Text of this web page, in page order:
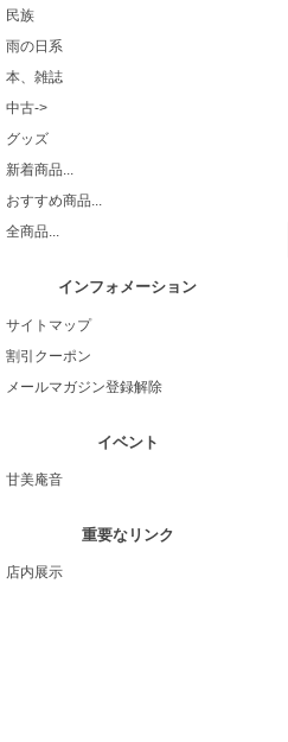
民族
雨の日系
本、雑誌
中古->
グッズ
新着商品...
おすすめ商品...
全商品...
インフォメーション
サイトマップ
割引クーポン
メールマガジン登録解除
イベント
甘美庵音
重要なリンク
店内展示